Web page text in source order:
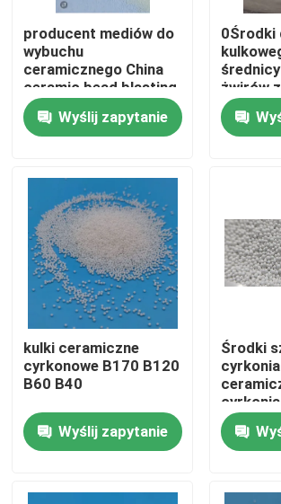
Produkty
O nas
Kontrola jakości
Skontaktuj się z nami
Poprosić o wycenę
Ceramiczne środki do piaskowania
Ceramiczne kulki do piaskowania
Ceramiczne ścierniwo do
producent mediów do
wybuchu
ceramicznego China
ceramic bead blasting
factory
Wyślij zapytanie
0Środki
żwirów
kulki ceramiczne
cyrkonowe B170 B120
B60 B40
Wyślij zapytanie
Środki